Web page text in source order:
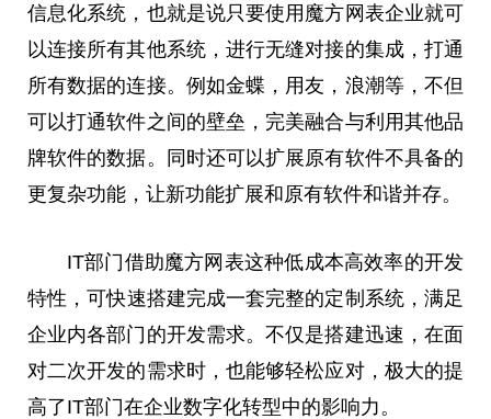
信息化系统，也就是说只要使用魔方网表企业就可
以连接所有其他系统，进行无缝对接的集成，打通
所有数据的连接。例如金蝶，用友，浪潮等，不但
可以打通软件之间的壁垒，完美融合与利用其他品
牌软件的数据。同时还可以扩展原有软件不具备的
更复杂功能，让新功能扩展和原有软件和谐并存。
IT部门借助魔方网表这种低成本高效率的开发
特性 ，可快速搭建完成一套完整的定制系统，满足
企业内各部门的开发需求。不仅是搭建迅速，在面
对二次开发的需求时，也能够轻松应对，极大的提
高了IT部门在企业数字化转型中的影响力。